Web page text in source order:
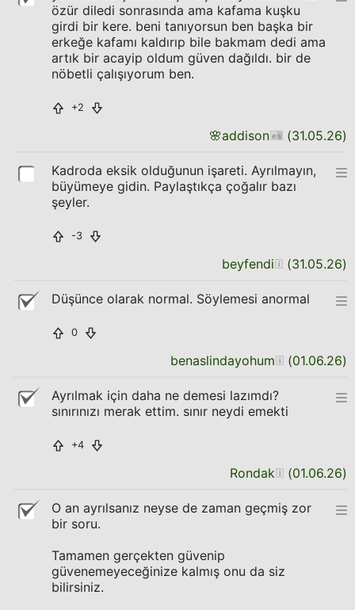
özür diledi sonrasında ama kafama kuşku
girdi bir kere. beni tanıyorsun ben başka bir
erkeğe kafamı kaldırıp bile bakmam dedi ama
artık bir acayip oldum güven dağıldı. bir de
nöbetli çalışıyorum ben.
+2
🌸addison (31.05.26)
Kadroda eksik olduğunun işareti. Ayrılmayın,
büyümeye gidin. Paylaştıkça çoğalır bazı
şeyler.
-3
beyfendi (31.05.26)
Düşünce olarak normal. Söylemesi anormal
0
benaslindayohum (01.06.26)
Ayrılmak için daha ne demesi lazımdı?
sınırınızı merak ettim. sınır neydi emekti
+4
Rondak (01.06.26)
O an ayrılsanız neyse de zaman geçmiş zor
bir soru.
Tamamen gerçekten güvenip
güvenemeyeceğinize kalmış onu da siz
bilirsiniz.